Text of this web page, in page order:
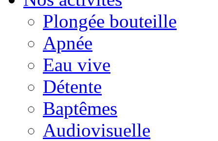
Plongée bouteille
Apnée
Eau vive
Détente
Baptêmes
Audiovisuelle